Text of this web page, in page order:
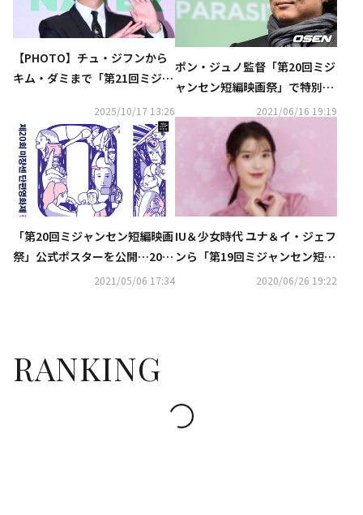
【PHOTO】チュ・ジフンから
キム・ダミまで「第21回ミジャ
2025/10/17 13:26
ポン・ジュノ監督「第20回ミジ
ャンセン短編映画祭」で特別展
を開催…初期に演出した全4作
2021/06/16 19:19
「第20回ミジャンセン短編映画
祭」公式ポスターを公開…20周
年を記念するハングルの文字で
2021/05/06 17:34
IU＆少女時代 ユナ＆イ・ジェフ
ンら「第19回ミジャンセン短編
映画祭」の開幕祝賀映像を公開
2020/06/26 19:22
RANKING